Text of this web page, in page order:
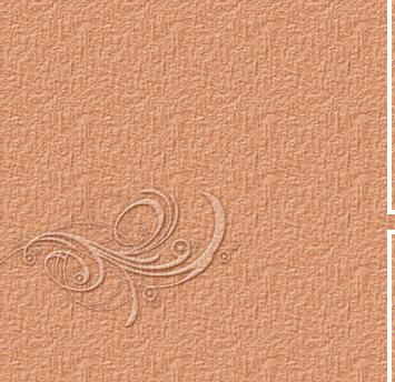
初识 Chū shì รักแรกพบ
买书作纪念 Mǎishū zuò jìniàn ซื้อหนังสือเป็นที่
ระลึก
自己变狗 Zìjǐ biàn gǒu เปลี่ยนเป็นสุนัข
爱与不爱 Ài yǔ bù ài รักกับไม่รัก
飞行员的妻子 Fēixíngyuán de qīzi ภรรยาของ
นักบิน
节日纪念 Jiérì jìniàn เทศกาลที่น่าจดจำ
谁做的饭 Shéi zuò de fàn ใครทำอาหาร
没人相信 Méi rén xiāngxìn ไม่มีใครเชื่อ
错失先手 Cuòshī xiānshǒu พลาดโอกาสลงมือ
ก่อน
面子上好看 Miànzi shàng hǎokàn ดูดีขึ้น
真不明白 Zhēn bù míngbái ไม่เข้าใจจริงจริง
电影片名的对话 Diànyǐng piàn míng de
duìhuà บทสนทนาในภาพยนตร์